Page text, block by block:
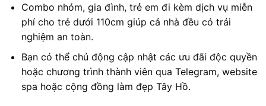
Combo nhóm, gia đình, trẻ em đi kèm dịch vụ miễn
phí cho trẻ dưới 110cm giúp cả nhà đều có trải
nghiệm an toàn.
Bạn có thể chủ động cập nhật các ưu đãi độc quyền
hoặc chương trình thành viên qua Telegram, website
spa hoặc cộng đồng làm đẹp Tây Hồ.